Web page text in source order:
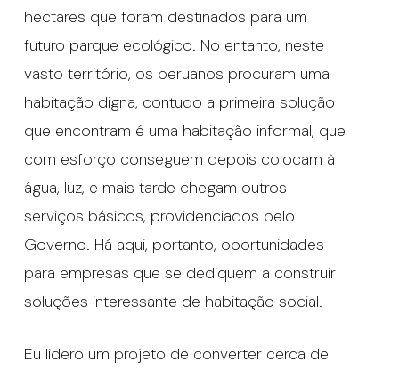
hectares que foram destinados para um
futuro parque ecológico. No entanto, neste
vasto território, os peruanos procuram uma
habitação digna, contudo a primeira solução
que encontram é uma habitação informal, que
com esforço conseguem depois colocam à
água, luz, e mais tarde chegam outros
serviços básicos, providenciados pelo
Governo. Há aqui, portanto, oportunidades
para empresas que se dediquem a construir
soluções interessante de habitação social.
Eu lidero um projeto de converter cerca de